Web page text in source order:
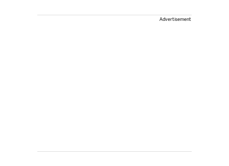
Advertisement